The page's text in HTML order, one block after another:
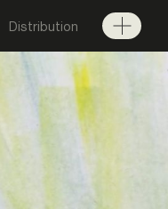
Distribution
Menu